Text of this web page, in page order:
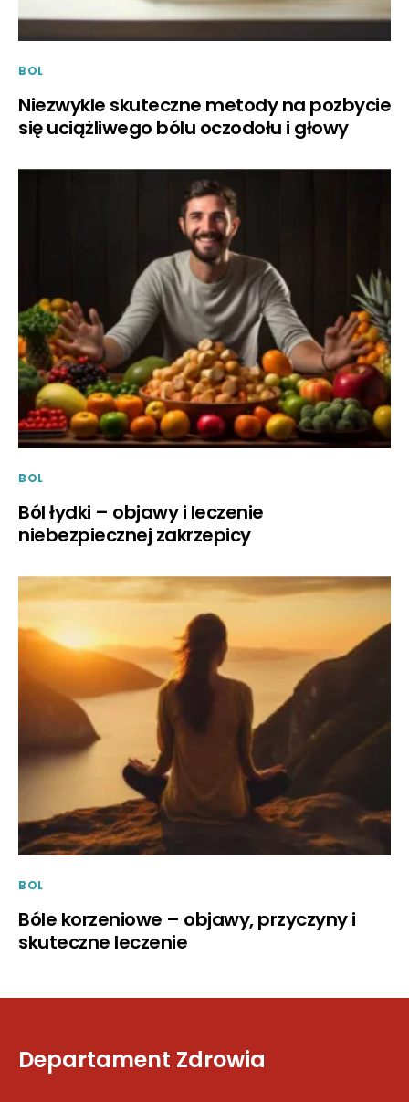
BOL
Niezwykle skuteczne metody na pozbycie
się uciążliwego bólu oczodołu i głowy
BOL
Ból łydki – objawy i leczenie
niebezpiecznej zakrzepicy
BOL
Bóle korzeniowe – objawy, przyczyny i
skuteczne leczenie
Departament Zdrowia